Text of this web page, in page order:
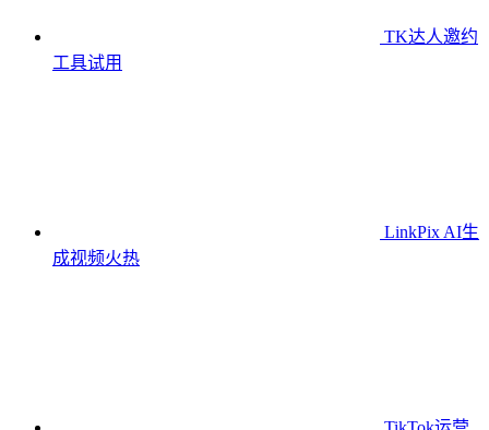
TK达人邀约
工具试用
LinkPix AI生
成视频火热